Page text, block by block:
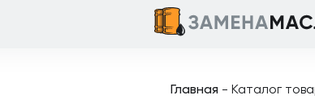
Главная - Каталог